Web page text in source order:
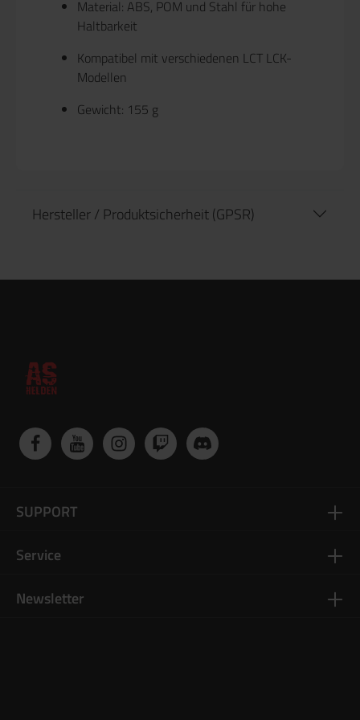
Material: ABS, POM und Stahl für hohe
Haltbarkeit
Kompatibel mit verschiedenen LCT LCK-
Modellen
Gewicht: 155 g
Hersteller / Produktsicherheit (GPSR)
Newsletter
SUPPORT
Service